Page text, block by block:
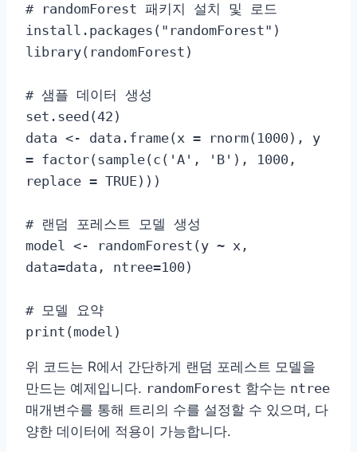
# randomForest 패키지 설치 및 로드
install.packages("randomForest")
library(randomForest)
# 샘플 데이터 생성
set.seed(42)
data <- data.frame(x = rnorm(1000), y
= factor(sample(c('A', 'B'), 1000,
replace = TRUE)))
# 랜덤 포레스트 모델 생성
model <- randomForest(y ~ x,
data=data, ntree=100)
# 모델 요약
print(model)
위 코드는 R에서 간단하게 랜덤 포레스트 모델을
만드는 예제입니다. randomForest 함수는 ntree
매개변수를 통해 트리의 수를 설정할 수 있으며, 다
양한 데이터에 적용이 가능합니다.